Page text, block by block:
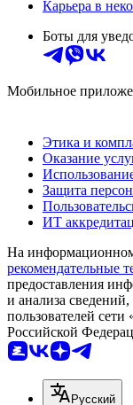
Карьера в
Боты для
Мобильное
Этика и
Оказание
Защита
ИТ
На
рекомендательные
предоставления
и анализа
пользователей
Российской
Русский